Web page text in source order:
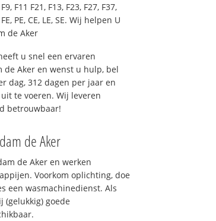
F11 F21, F13, F23, F27, F37,
PE, CE, LE, SE. Wij helpen U
de Aker
u snel een ervaren
Aker en wenst u hulp, bel
dag, 312 dagen per jaar en
te voeren. Wij leveren
betrouwbaar!
de Aker
de Aker en werken
Voorkom oplichting, doe
een wasmachinedienst. Als
goede